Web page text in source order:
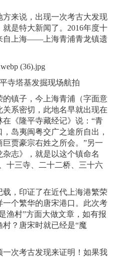
来说，出现一次考古大发现
是特大新闻了。2016年度十
自上海——上海青浦青龙镇遗
寺塔基发掘现场航拍
镇子，今上海青浦（字面意
系密切，此地名早就出现在
《隆平寺藏经记》说：“青
岛夷闽粤交广之途所自出，
贾豪宗右姓之所会。”另一
志》，就是以这个镇命名
十三寺、二十二桥、三十六
，印证了在近代上海港繁荣
个繁华的唐宋港口。此次考
渔村”方面大做文章，如有报
？唐宋时就已经是“魔
次考古发现来证明！如果我